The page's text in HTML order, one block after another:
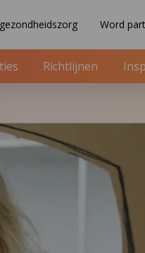
Word
Richtlijnen